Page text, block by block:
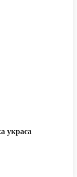
украса